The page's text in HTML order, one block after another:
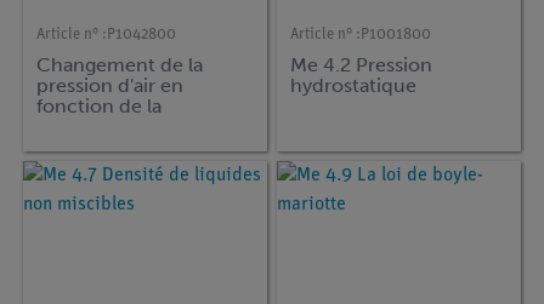
Article n° : P1042800
Changement de la
pression d'air en
fonction de la
constant
Article n° : P1001800
Me 4.2 Pression
hydrostatique